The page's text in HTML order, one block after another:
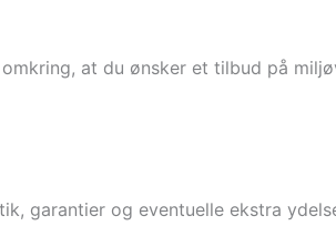
at du ønsker et tilbud på
garantier og eventuelle ekstra